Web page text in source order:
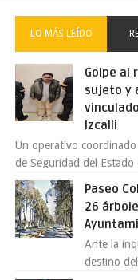
LO MÁS LEÍDO
Golpe al
sujeto y
Izcalli
Un operativo
de Seguridad del Estado
aseguramiento de un
Paseo
26
Ante la
destino